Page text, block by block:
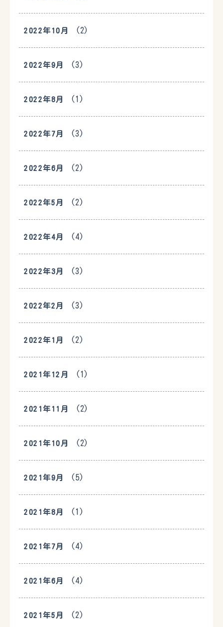
2022年10月 (2)
2022年9月 (3)
2022年8月 (1)
2022年7月 (3)
2022年6月 (2)
2022年5月 (2)
2022年4月 (4)
2022年3月 (3)
2022年2月 (3)
2022年1月 (2)
2021年12月 (1)
2021年11月 (2)
2021年10月 (2)
2021年9月 (5)
2021年8月 (1)
2021年7月 (4)
2021年6月 (4)
2021年5月 (2)